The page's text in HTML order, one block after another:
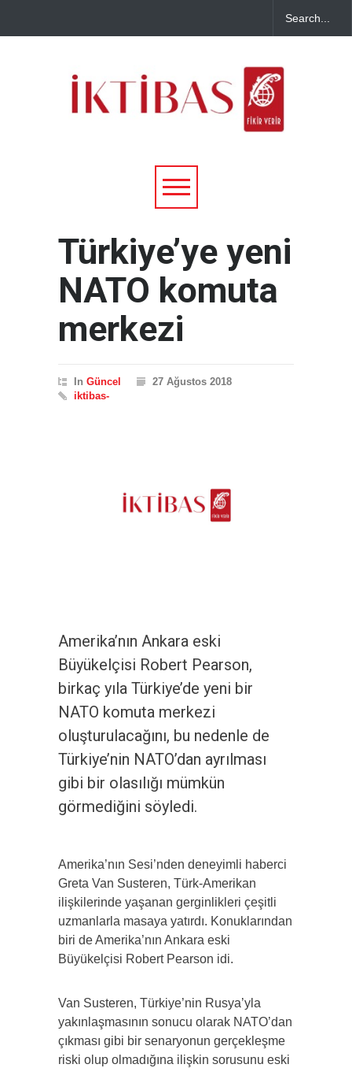
Türkiye’ye yeni
NATO komuta
merkezi
In Güncel
27 Ağustos 2018
iktibas-
Amerika’nın Ankara eski
Büyükelçisi Robert Pearson,
birkaç yıla Türkiye’de yeni bir
NATO komuta merkezi
oluşturulacağını, bu nedenle de
Türkiye’nin NATO’dan ayrılması
gibi bir olasılığı mümkün
görmediğini söyledi.
Amerika’nın Sesi’nden deneyimli haberci
Greta Van Susteren, Türk-Amerikan
ilişkilerinde yaşanan gerginlikleri çeşitli
uzmanlarla masaya yatırdı. Konuklarından
biri de Amerika’nın Ankara eski
Büyükelçisi Robert Pearson idi.
Van Susteren, Türkiye’nin Rusya’yla
yakınlaşmasının sonucu olarak NATO’dan
çıkması gibi bir senaryonun gerçekleşme
riski olup olmadığına ilişkin sorusunu eski